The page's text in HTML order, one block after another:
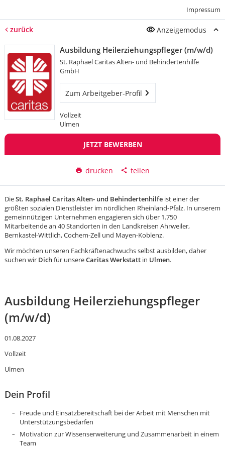
Impressum
zurück Anzeigemodus
Ausbildung Heilerziehungspfleger (m/w/d)
St. Raphael Caritas Alten- und Behindertenhilfe
GmbH
Zum Arbeitgeber-Profil
Vollzeit
Ulmen
JETZT BEWERBEN
drucken teilen
DieSt. Raphael Caritas Alten- und Behindertenhilfeist einer der
größten sozialen Dienstleister im nördlichen Rheinland-Pfalz. In unserem
gemeinnützigen Unternehmen engagieren sich über 1.750
Mitarbeitende an 40 Standorten in den Landkreisen Ahrweiler,
Bernkastel-Wittlich, Cochem-Zell und Mayen-Koblenz.
Wir möchten unseren Fachkräftenachwuchs selbst ausbilden, daher
suchen wir Dichfür unsereCaritas Werkstattin Ulmen.
Ausbildung Heilerziehungspfleger
(m/w/d)
01.08.2027
Vollzeit
Ulmen
Dein Profil
Freude und Einsatzbereitschaft bei der Arbeit mit Menschen mit
Unterstützungsbedarfen
Motivation zur Wissenserweiterung und Zusammenarbeit in einem
Team